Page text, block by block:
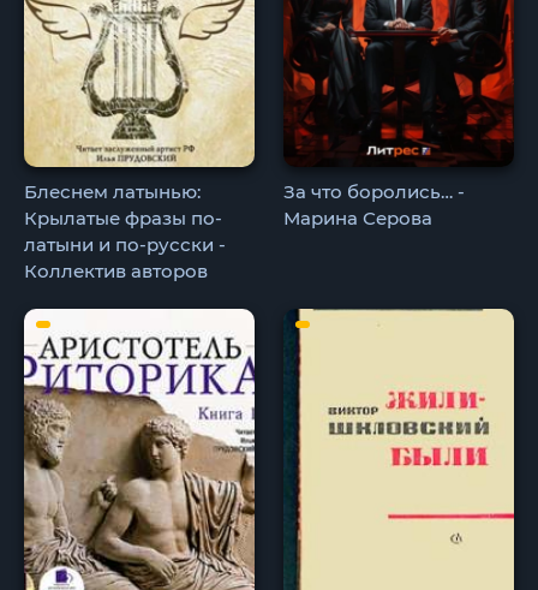
Блеснем латынью:
Крылатые фразы по-
латыни и по-русски -
Коллектив авторов
За что боролись… -
Марина Серова